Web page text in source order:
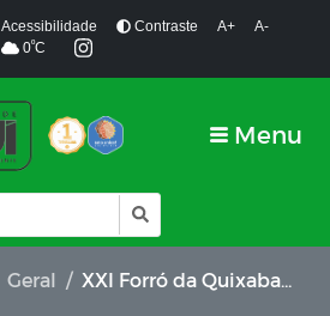
Acessibilidade Contraste A+
A-
0ºC
Menu
Geral XXI Forró da Quixaba consolida sucesso com apoio do Governo da Paraíba e destaca trabalho da Secretaria Municipal de Infraestrutura após a festa